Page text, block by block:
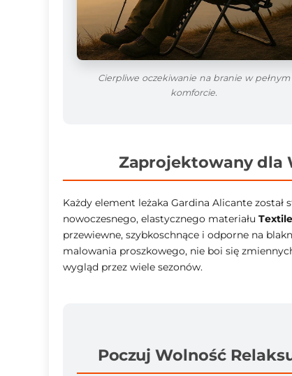
Cierpliwe oczekiwanie na branie w pełnym
komforcie.
Zaprojektowany dla
Każdy element leżaka Gardina Alicante
nowoczesnego, elastycznego materiału
przewiewne, szybkoschnące i odporne na
malowania proszkowego, nie boi się
wygląd przez wiele sezonów.
Poczuj Wolność